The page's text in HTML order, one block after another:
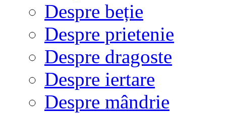
Despre beție
Despre prietenie
Despre dragoste
Despre iertare
Despre mândrie